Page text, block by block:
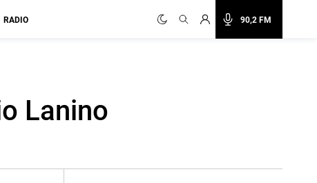
90,2 FM
RADIO
Lanino